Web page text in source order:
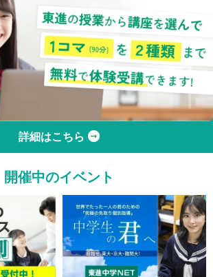
詳細はこちら
開催中のイベント